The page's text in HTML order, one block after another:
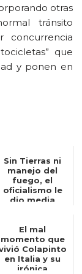
otras
tránsito
concurrencia
que
y ponen en
Sin Tierras ni
manejo del
fuego, el
oficialismo le
dio media
El mal
momento que
Colapinto
en Italia y su
irónica